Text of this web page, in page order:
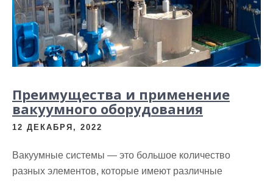
Преимущества и применение
вакуумного оборудования
12 ДЕКАБРЯ, 2022
Вакуумные системы — это большое количество
разных элементов, которые имеют различные